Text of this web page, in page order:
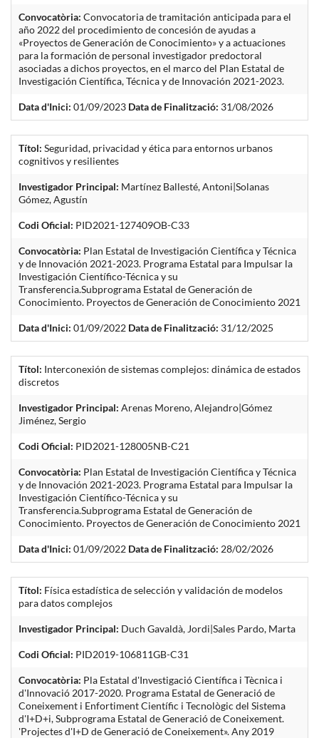
Convocatòria: Convocatoria de tramitación anticipada para el
año 2022 del procedimiento de concesión de ayudas a
«Proyectos de Generación de Conocimiento» y a actuaciones
para la formación de personal investigador predoctoral
asociadas a dichos proyectos, en el marco del Plan Estatal de
Investigación Científica, Técnica y de Innovación 2021-2023.
Data d'Inici: 01/09/2023 Data de Finalització: 31/08/2026
Títol: Seguridad, privacidad y ética para entornos urbanos
cognitivos y resilientes
Investigador Principal: Martínez Ballesté, Antoni|Solanas
Gómez, Agustín
Codi Oficial: PID2021-127409OB-C33
Convocatòria: Plan Estatal de Investigación Científica y Técnica
y de Innovación 2021-2023. Programa Estatal para Impulsar la
Investigación Científico-Técnica y su
Transferencia.Subprograma Estatal de Generación de
Conocimiento. Proyectos de Generación de Conocimiento 2021
Data d'Inici: 01/09/2022 Data de Finalització: 31/12/2025
Títol: Interconexión de sistemas complejos: dinámica de estados
discretos
Investigador Principal: Arenas Moreno, Alejandro|Gómez
Jiménez, Sergio
Codi Oficial: PID2021-128005NB-C21
Convocatòria: Plan Estatal de Investigación Científica y Técnica
y de Innovación 2021-2023. Programa Estatal para Impulsar la
Investigación Científico-Técnica y su
Transferencia.Subprograma Estatal de Generación de
Conocimiento. Proyectos de Generación de Conocimiento 2021
Data d'Inici: 01/09/2022 Data de Finalització: 28/02/2026
Títol: Física estadística de selección y validación de modelos
para datos complejos
Investigador Principal: Duch Gavaldà, Jordi|Sales Pardo, Marta
Codi Oficial: PID2019-106811GB-C31
Convocatòria: Pla Estatal d'Investigació Científica i Tècnica i
d'Innovació 2017-2020. Programa Estatal de Generació de
Coneixement i Enfortiment Científic i Tecnològic del Sistema
d'I+D+i, Subprograma Estatal de Generació de Coneixement.
'Projectes d'I+D de Generació de Coneixement». Any 2019